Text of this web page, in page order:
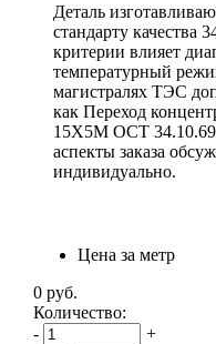
Деталь
стандарту качества
критерии влияет
температурный
магистралях ТЭС
как Переход
15Х5М ОСТ
аспекты заказа
индивидуально.
Цена за метр
0 руб.
Количество:
-
+